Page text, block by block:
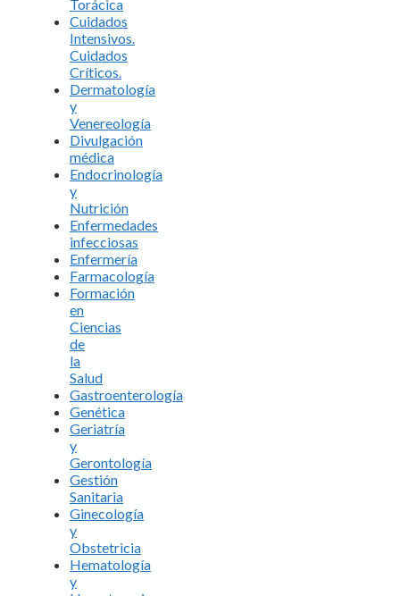
Torácica
Cuidados
Intensivos.
Cuidados
Críticos.
Dermatología
y
Venereología
Divulgación
médica
Endocrinología
y
Nutrición
Enfermedades
infecciosas
Enfermería
Farmacología
Formación
en
Ciencias
de
la
Salud
Gastroenterología
Genética
Geriatría
y
Gerontología
Gestión
Sanitaria
Ginecología
y
Obstetricia
Hematología
y